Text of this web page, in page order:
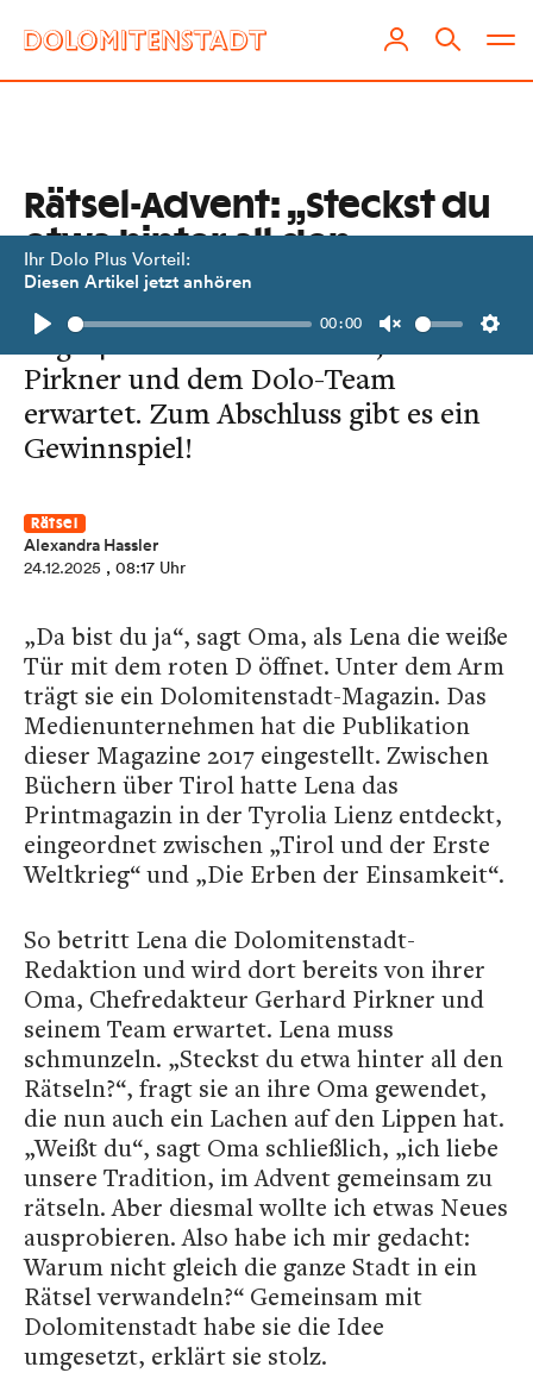
Ihr Dolo Plus Vorteil:
Diesen Artikel jetzt anhören
Play
00:00
Unmute
Rätsel-Advent: „Steckst du
etwa hinter all den
Rätseln?“
Tag 24: Lena wird von Oma, Gerhard
Pirkner und dem Dolo-Team
erwartet. Zum Abschluss gibt es ein
Gewinnspiel!
Rätsel
Alexandra Hassler
24.12.2025 , 08:17 Uhr
„Da bist du ja“, sagt Oma, als Lena die weiße
Tür mit dem roten D öffnet. Unter dem Arm
trägt sie ein Dolomitenstadt-Magazin. Das
Medienunternehmen hat die Publikation
dieser Magazine 2017 eingestellt. Zwischen
Büchern über Tirol hatte Lena das
Printmagazin in der Tyrolia Lienz entdeckt,
eingeordnet zwischen „Tirol und der Erste
Weltkrieg“ und „Die Erben der Einsamkeit“.
So betritt Lena die Dolomitenstadt-
Redaktion und wird dort bereits von ihrer
Oma, Chefredakteur Gerhard Pirkner und
seinem Team erwartet. Lena muss
schmunzeln. „Steckst du etwa hinter all den
Rätseln?“, fragt sie an ihre Oma gewendet,
die nun auch ein Lachen auf den Lippen hat.
„Weißt du“, sagt Oma schließlich, „ich liebe
unsere Tradition, im Advent gemeinsam zu
rätseln. Aber diesmal wollte ich etwas Neues
ausprobieren. Also habe ich mir gedacht:
Warum nicht gleich die ganze Stadt in ein
Rätsel verwandeln?“ Gemeinsam mit
Dolomitenstadt habe sie die Idee
umgesetzt, erklärt sie stolz.